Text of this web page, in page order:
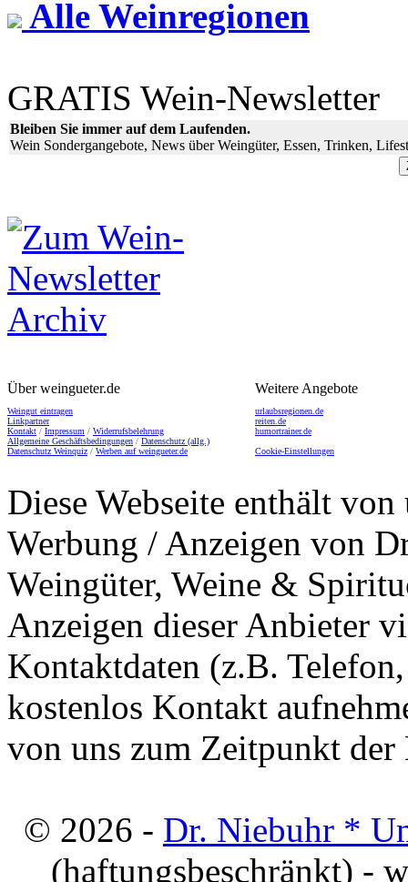
Alle Weinregionen
GRATIS Wein-Newsletter
Bleiben Sie immer auf dem Laufenden.
Wein Sondergangebote, News über Weingüter, Essen, Trinken,
Über weingueter.de
Weingut eintragen
Linkpartner
Kontakt / Impressum / Widerrufsbelehrung
Allgemeine Geschäftsbedingungen / Datenschutz (allg.)
Datenschutz Weinquiz / Werben auf weingueter.de
Weitere Angebote
urlaubsregionen.de
reiten.de
humortrainer.de
Cookie-Einstellungen
Diese Webseite enthält
Werbung / Anzeigen von
Weingüter, Weine &
Anzeigen dieser Anbieter
Kontaktdaten (z.B.
kostenlos Kontakt
von uns zum Zeitpunkt
© 2026 - Dr. Niebuhr *
(haftungsbeschränkt) -